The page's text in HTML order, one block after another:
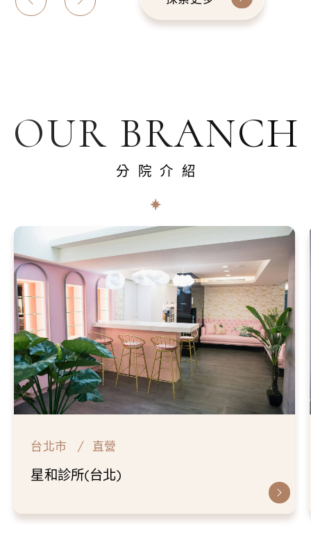
OUR BRANCH
分院介紹
台北市 直營
星和診所(台北)